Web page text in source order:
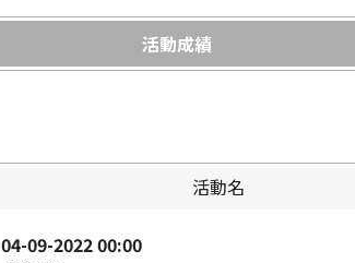
活動成績
活動名
04-09-2022 00:00